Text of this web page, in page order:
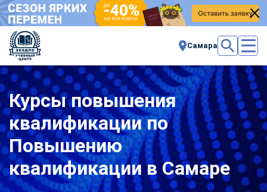
Самара
Курсы повышения
квалификации по
Повышению
квалификации в Самаре